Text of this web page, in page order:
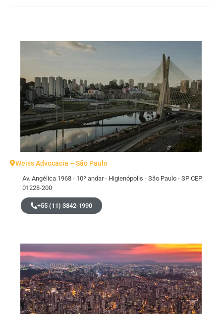
Weiss Advocacia – São Paulo
Av. Angélica 1968 - 10º andar - Higienópolis - São Paulo - SP CEP
01228-200
+55 (11) 3842-1990